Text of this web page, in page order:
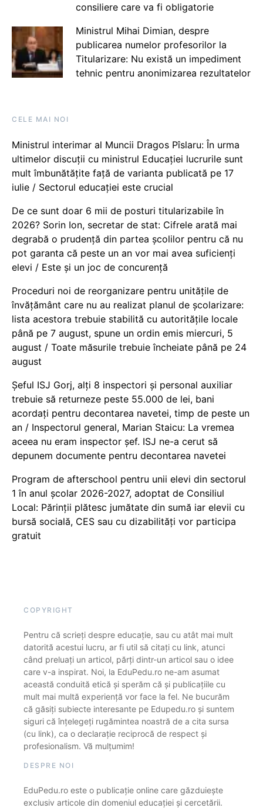
consiliere care va fi obligatorie
Ministrul Mihai Dimian, despre
publicarea numelor profesorilor la
Titularizare: Nu există un impediment
tehnic pentru anonimizarea rezultatelor
CELE MAI NOI
Ministrul interimar al Muncii Dragos Pîslaru: În urma
ultimelor discuții cu ministrul Educației lucrurile sunt
mult îmbunătățite față de varianta publicată pe 17
iulie / Sectorul educației este crucial
De ce sunt doar 6 mii de posturi titularizabile în
2026? Sorin Ion, secretar de stat: Cifrele arată mai
degrabă o prudență din partea școlilor pentru că nu
pot garanta că peste un an vor mai avea suficienți
elevi / Este și un joc de concurență
Proceduri noi de reorganizare pentru unitățile de
învățământ care nu au realizat planul de școlarizare:
lista acestora trebuie stabilită cu autoritățile locale
până pe 7 august, spune un ordin emis miercuri, 5
august / Toate măsurile trebuie încheiate până pe 24
august
Șeful ISJ Gorj, alți 8 inspectori și personal auxiliar
trebuie să returneze peste 55.000 de lei, bani
acordați pentru decontarea navetei, timp de peste un
an / Inspectorul general, Marian Staicu: La vremea
aceea nu eram inspector șef. ISJ ne-a cerut să
depunem documente pentru decontarea navetei
Program de afterschool pentru unii elevi din sectorul
1 în anul școlar 2026-2027, adoptat de Consiliul
Local: Părinții plătesc jumătate din sumă iar elevii cu
bursă socială, CES sau cu dizabilităţi vor participa
gratuit
COPYRIGHT
Pentru că scrieți despre educație, sau cu atât mai mult
datorită acestui lucru, ar fi util să citați cu link, atunci
când preluați un articol, părți dintr-un articol sau o idee
care v-a inspirat. Noi, la EduPedu.ro ne-am asumat
această conduită etică și sperăm că și publicațiile cu
mult mai multă experiență vor face la fel. Ne bucurăm
că găsiți subiecte interesante pe Edupedu.ro și suntem
siguri că înțelegeți rugămintea noastră de a cita sursa
(cu link), ca o declarație reciprocă de respect și
profesionalism. Vă mulțumim!
DESPRE NOI
EduPedu.ro este o publicație online care găzduiește
exclusiv articole din domeniul educației și cercetării.